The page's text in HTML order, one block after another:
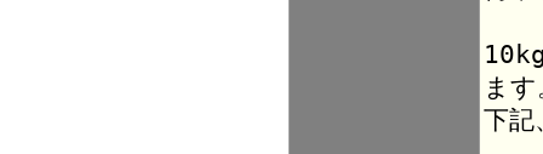
ま
下記